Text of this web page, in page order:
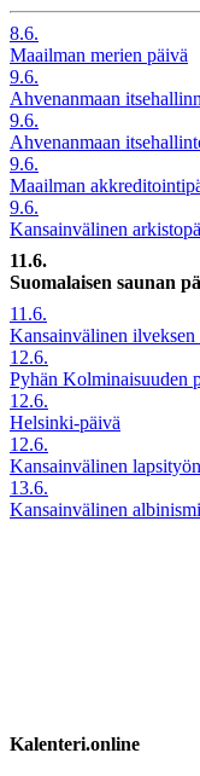
8.6.
Maailman merien päivä
9.6.
Ahvenanmaan
9.6.
Ahvenanmaan
9.6.
Maailman
9.6.
Kansainvälinen
11.6.
Suomalaisen saunan
11.6.
Kansainvälinen ilveksen
12.6.
Pyhän Kolminaisuuden
12.6.
Helsinki-päivä
12.6.
Kansainvälinen
13.6.
Kansainvälinen
Kalenteri.online